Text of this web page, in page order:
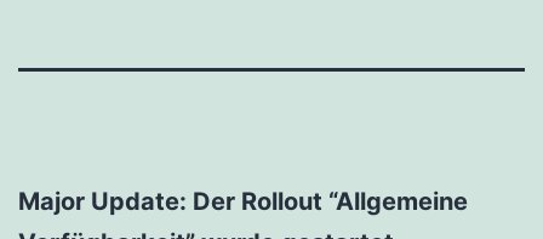
Major Update: Der Rollout “Allgemeine